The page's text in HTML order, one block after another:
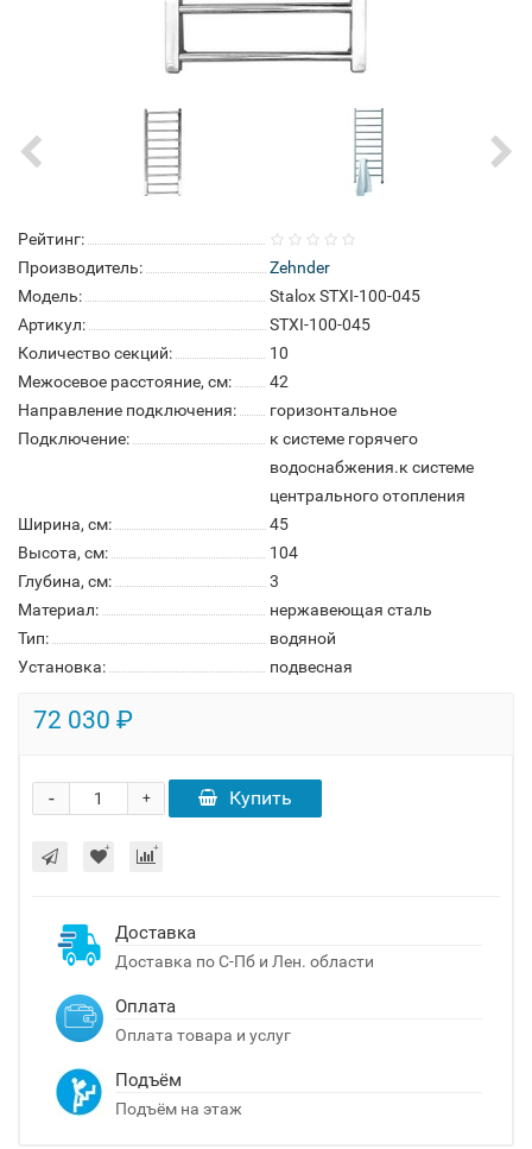
Рейтинг:
Производитель:
Zehnder
Модель:
Stalox STXI-100-045
Артикул:
STXI-100-045
Количество секций:
10
Межосевое расстояние, см:
42
Направление подключения:
горизонтальное
Подключение:
к системе горячего
водоснабжения.к системе
центрального отопления
Ширина, см:
45
Высота, см:
104
Глубина, см:
3
Материал:
нержавеющая сталь
Тип:
водяной
Установка:
подвесная
72 030 ₽
+
- Купить
Доставка
Доставка по С-Пб и Лен. области
Оплата
Оплата товара и услуг
Подъём
Подъём на этаж